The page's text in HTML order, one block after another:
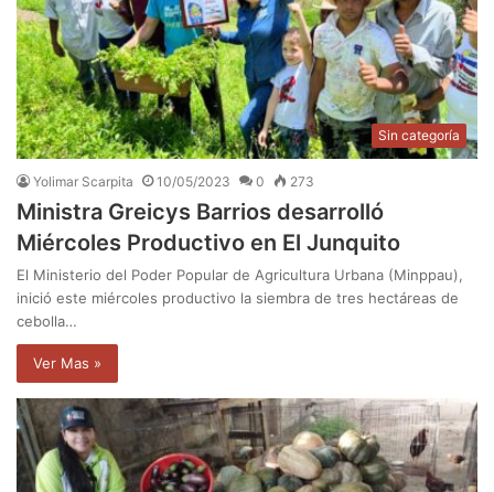
Sin categoría
Yolimar Scarpita 10/05/2023 0 273
Ministra Greicys Barrios desarrolló
Miércoles Productivo en El Junquito
El Ministerio del Poder Popular de Agricultura Urbana (Minppau),
inició este miércoles productivo la siembra de tres hectáreas de
cebolla…
Ver Mas »